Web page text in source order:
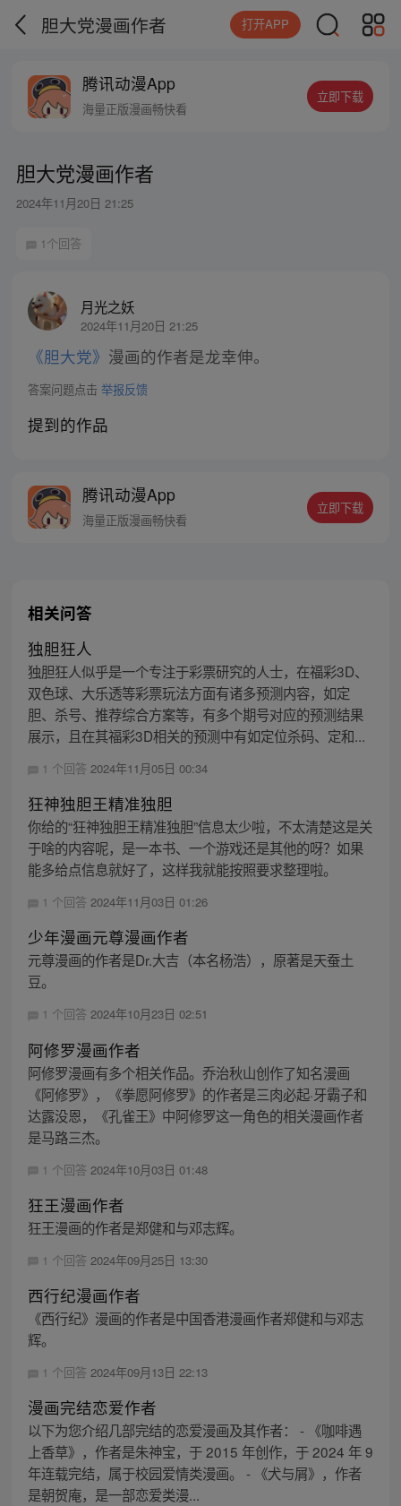
胆大党漫画作者 打开APP
腾讯动漫App
海量正版漫画畅快看
立即下载
胆大党漫画作者
2024年11月20日 21:25
1个回答
月光之妖
2024年11月20日 21:25
《胆大党》 漫画的作者是龙幸伸。
答案问题点击 举报反馈
提到的作品
腾讯动漫App
海量正版漫画畅快看
立即下载
相关问答
独胆狂人
独胆狂人似乎是一个专注于彩票研究的人士，在福彩3D、
双色球、大乐透等彩票玩法方面有诸多预测内容，如定
胆、杀号、推荐综合方案等，有多个期号对应的预测结果
展示，且在其福彩3D相关的预测中有如定位杀码、定和...
1 个回答 2024年11月05日 00:34
狂神独胆王精准独胆
你给的“狂神独胆王精准独胆”信息太少啦，不太清楚这是关
于啥的内容呢，是一本书、一个游戏还是其他的呀？如果
能多给点信息就好了，这样我就能按照要求整理啦。
1 个回答 2024年11月03日 01:26
少年漫画元尊漫画作者
元尊漫画的作者是Dr.大吉（本名杨浩），原著是天蚕土
豆。
1 个回答 2024年10月23日 02:51
阿修罗漫画作者
阿修罗漫画有多个相关作品。乔治秋山创作了知名漫画
《阿修罗》，《拳愿阿修罗》的作者是三肉必起·牙霸子和
达露没恩，《孔雀王》中阿修罗这一角色的相关漫画作者
是马路三杰。
1 个回答 2024年10月03日 01:48
狂王漫画作者
狂王漫画的作者是郑健和与邓志辉。
1 个回答 2024年09月25日 13:30
西行纪漫画作者
《西行纪》漫画的作者是中国香港漫画作者郑健和与邓志
辉。
1 个回答 2024年09月13日 22:13
漫画完结恋爱作者
以下为您介绍几部完结的恋爱漫画及其作者： - 《咖啡遇
上香草》，作者是朱神宝，于 2015 年创作，于 2024 年 9
年连载完结，属于校园爱情类漫画。 - 《犬与屑》，作者
是朝贺庵，是一部恋爱类漫...